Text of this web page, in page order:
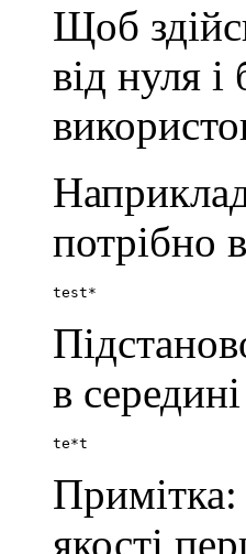
Щоб
від нуля
потрібно
test*
в
te*t
якості